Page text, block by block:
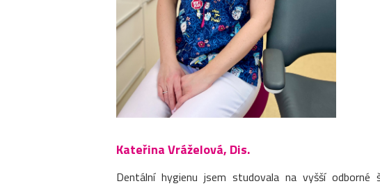
Kateřina Vráželová, Dis.
Dentální hygienu jsem studovala na vyšší odborné